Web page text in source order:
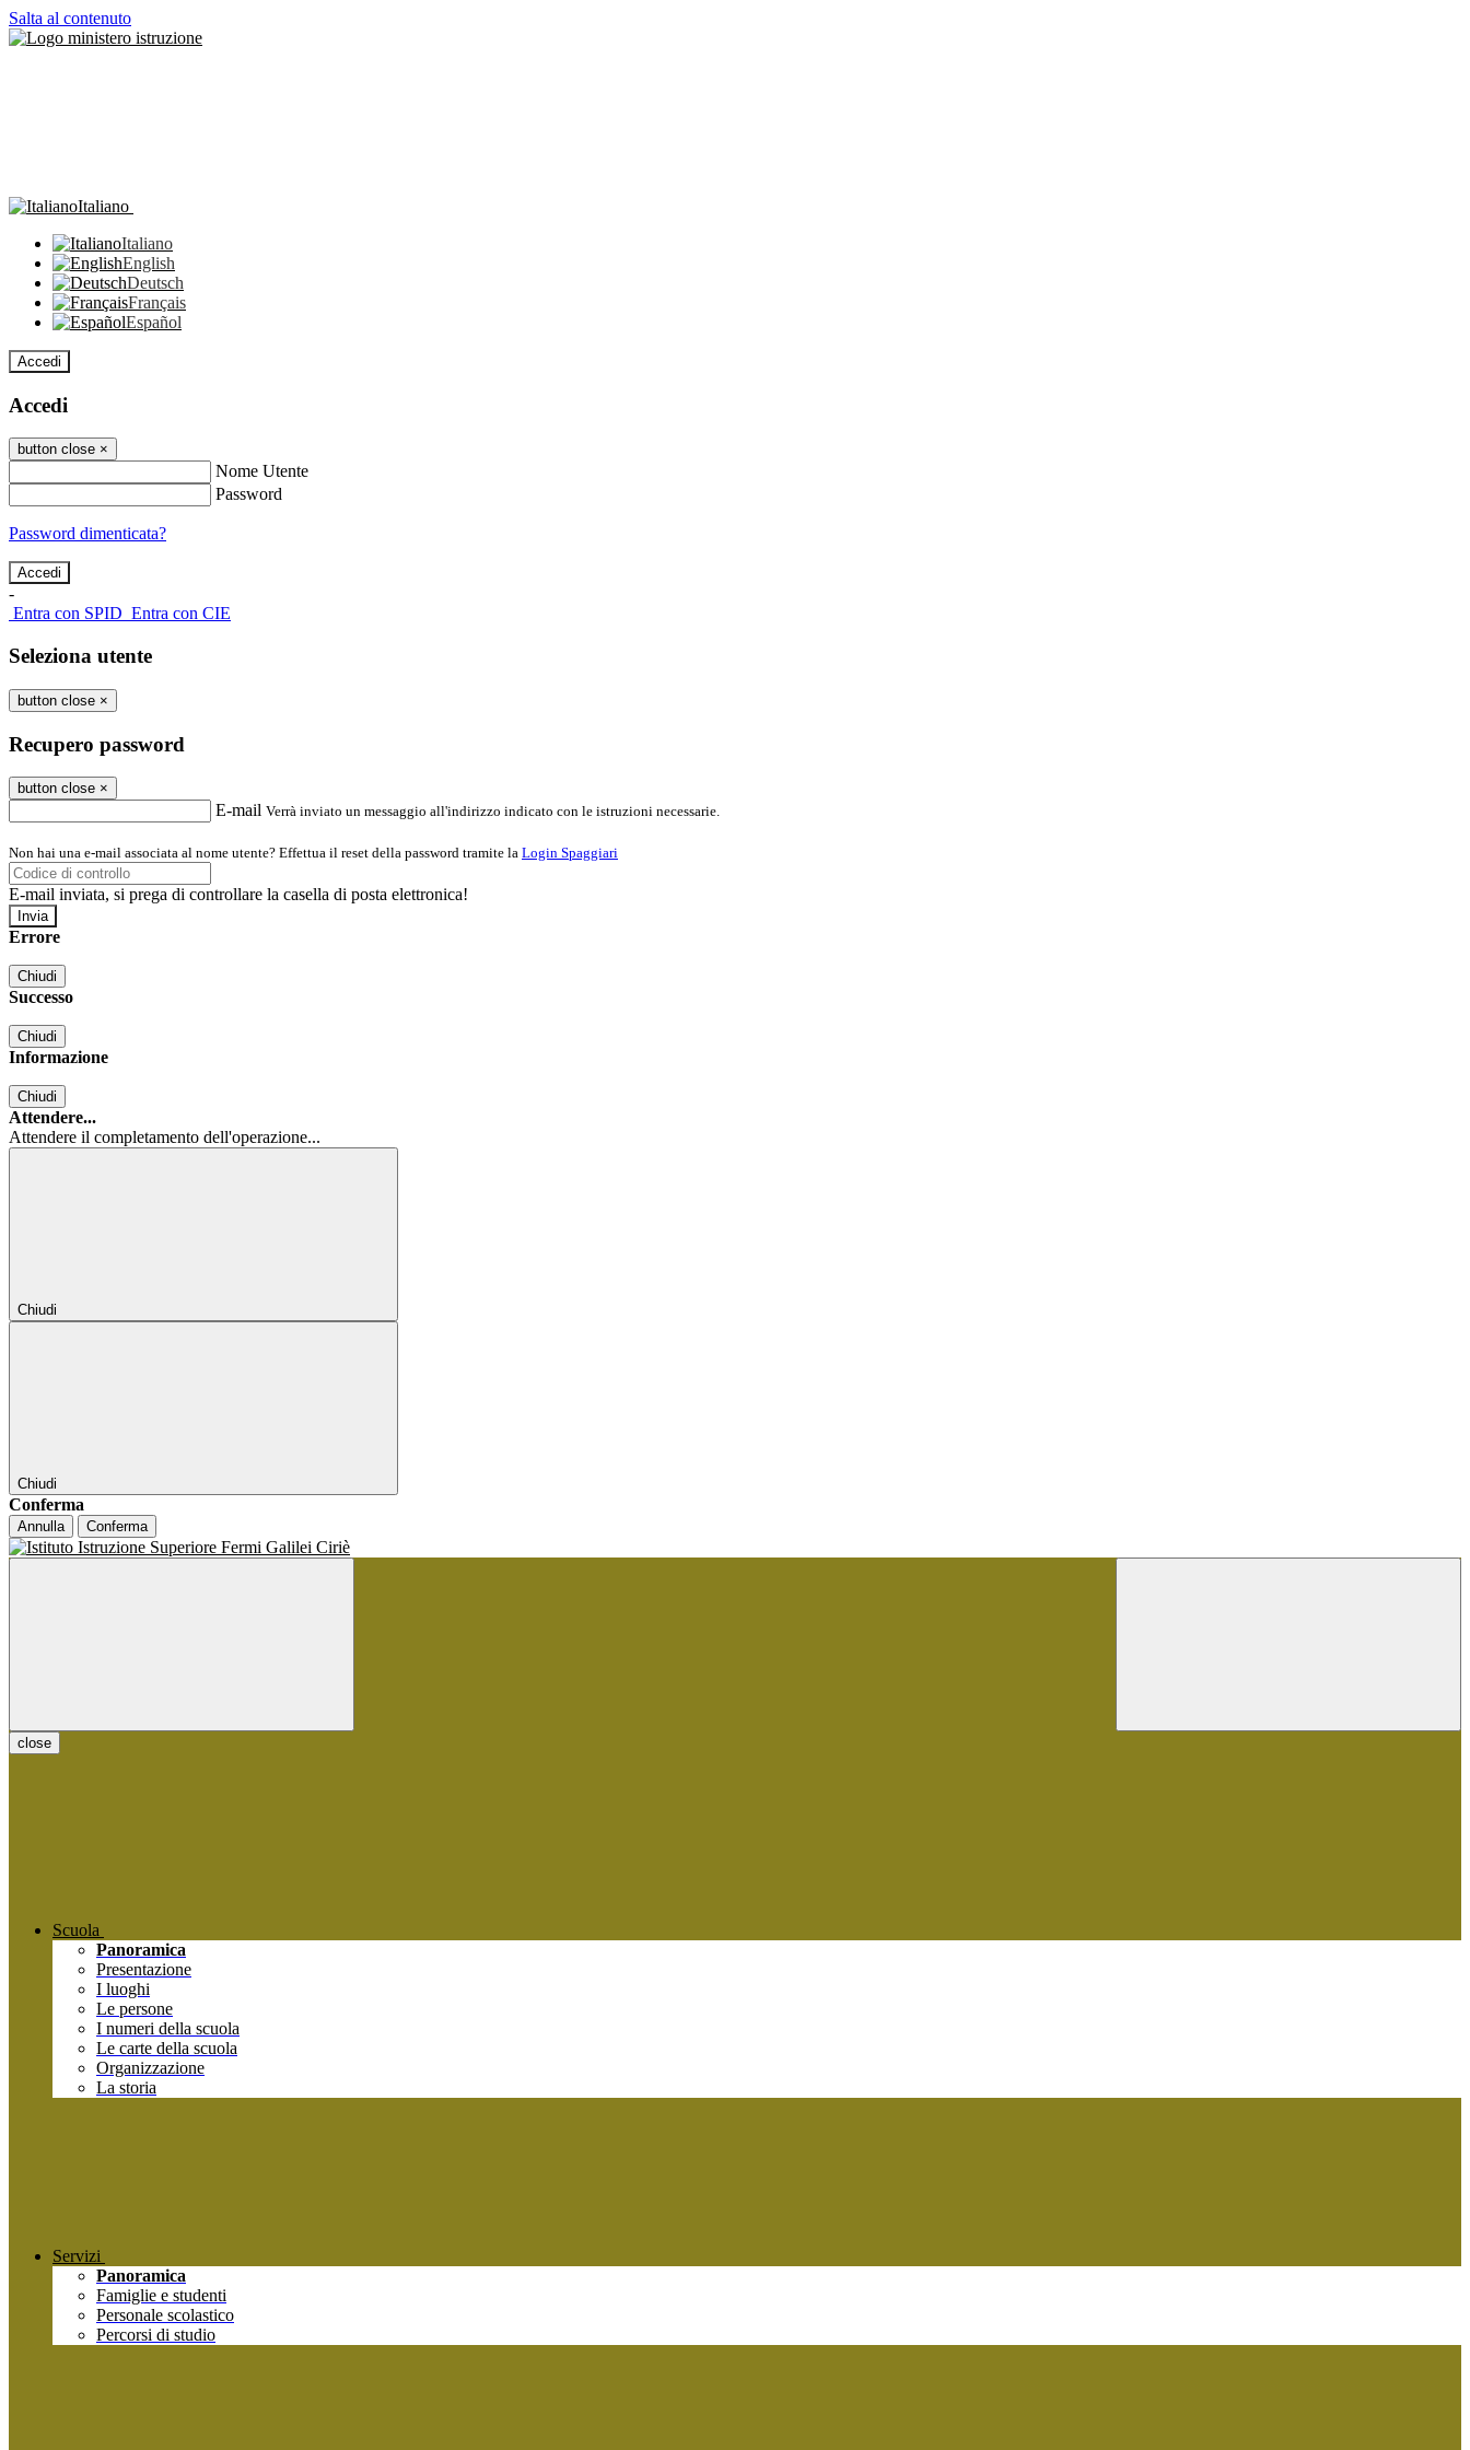
Salta al contenuto
Italiano
Italiano
English
Deutsch
Français
Español
Accedi
Accedi
button close ×
Nome Utente
Password
Password dimenticata?
-
Entra con SPID Entra con CIE
Seleziona utente
button close ×
Recupero password
button close ×
E-mail Verrà inviato un messaggio all'indirizzo indicato con le istruzioni necessarie.
Non hai una e-mail associata al nome utente? Effettua il reset della password tramite la Login Spaggiari
E-mail inviata, si prega di controllare la casella di posta elettronica!
Errore
Chiudi
Successo
Chiudi
Informazione
Chiudi
Attendere...
Attendere il completamento dell'operazione...
Chiudi
Chiudi
Conferma
Annulla Conferma
close
Scuola
Panoramica
Presentazione
I luoghi
Le persone
I numeri della scuola
Le carte della scuola
Organizzazione
La storia
Servizi
Panoramica
Famiglie e studenti
Personale scolastico
Percorsi di studio